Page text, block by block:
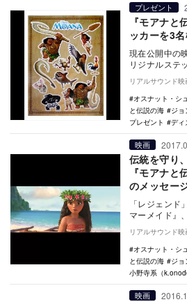
プレゼント
『モアナ
ッカーを3
現在公開中の
リジナルステ
ディズニー
る本作は、…
リアルサウンド映
オスナット・シ
と伝説の海
ジョ
プレゼント
ディ
映画
伝統を守り
『モアナ
のメッセー
「レジェンド
マーメイド』
ス』などで、
えた、ジョン
リアルサウンド映
オスナット・シ
と伝説の海
ジョ
小野寺系（
映画